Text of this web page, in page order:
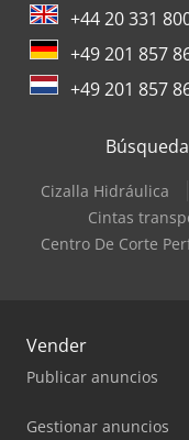
+44 20 331
+49 201 857
+49 201 857
Cizalla Hidráulica
Cintas
Centro De Corte
Vender
Publicar anuncios
Gestionar anuncios